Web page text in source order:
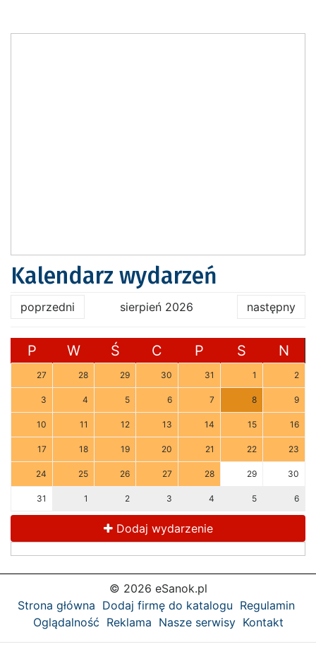
Kalendarz wydarzeń
poprzedni sierpień 2026 następny
P W Ś C P S N
27 28 29 30 31 1 2
3 4 5 6 7 8 9
10 11 12 13 14 15 16
17 18 19 20 21 22 23
24 25 26 27 28 29 30
31 1 2 3 4 5 6
Dodaj wydarzenie
© 2026 eSanok.pl
Strona główna Dodaj firmę do katalogu Regulamin
Oglądalność Reklama Nasze serwisy Kontakt